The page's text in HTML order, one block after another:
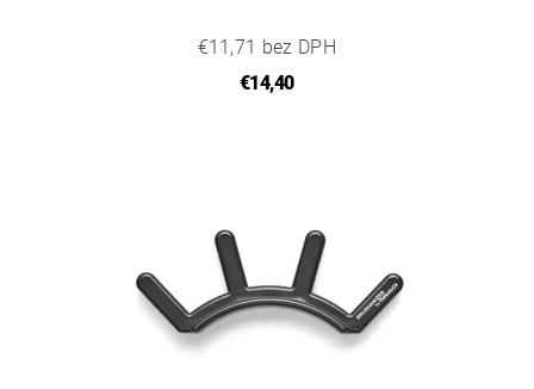
€11,71 bez DPH
€14,40